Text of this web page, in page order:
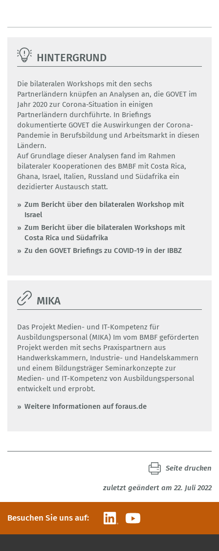
HINTERGRUND
Die bilateralen Workshops mit den sechs
Partnerländern knüpfen an Analysen an, die GOVET im
Jahr 2020 zur Corona-Situation in einigen
Partnerländern durchführte. In Briefings
dokumentierte GOVET die Auswirkungen der Corona-
Pandemie in Berufsbildung und Arbeitsmarkt in diesen
Ländern.
Auf Grundlage dieser Analysen fand im Rahmen
bilateraler Kooperationen des BMBF mit Costa Rica,
Ghana, Israel, Italien, Russland und Südafrika ein
dezidierter Austausch statt.
Zum Bericht über den bilateralen Workshop mit
Israel
Zum Bericht über die bilateralen Workshops mit
Costa Rica und Südafrika
Zu den GOVET Briefings zu COVID-19 in der IBBZ
MIKA
Das Projekt Medien- und IT-Kompetenz für
Ausbildungspersonal (MIKA) Im vom BMBF geförderten
Projekt werden mit sechs Praxispartnern aus
Handwerkskammern, Industrie- und Handelskammern
und einem Bildungsträger Seminarkonzepte zur
Medien- und IT-Kompetenz von Ausbildungspersonal
entwickelt und erprobt.
Weitere Informationen auf foraus.de
zuletzt geändert am 22. Juli 2022
Seite drucken
Besuchen Sie uns auf: LinkedInYouTube